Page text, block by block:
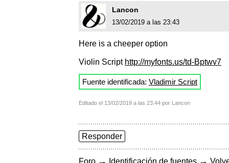
Lancon
13/02/2019 a las 23:43
Here is a cheeper option
Violin Script http://myfonts.us/td-Bptwv7
Fuente identificada: Vladimir Script
Editado el 13/02/2019 a las 23:44 por Lancon
Responder